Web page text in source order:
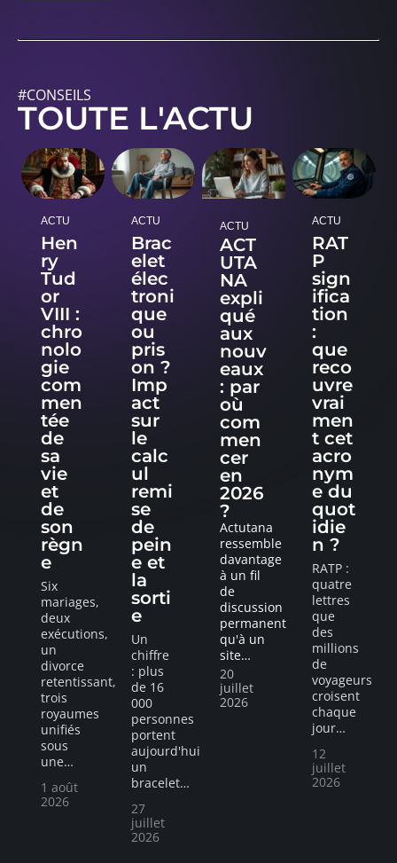
#CONSEILS
TOUTE L'ACTU
ACTU
Hen
ry
Tud
or
VIII :
chro
nolo
gie
com
men
tée
de
sa
vie
et
de
son
règn
e
Six
mariages,
deux
exécutions,
un
divorce
retentissant,
trois
royaumes
unifiés
sous
une…
1 août
2026
ACTU
Brac
elet
élec
troni
que
ou
pris
on ?
Imp
act
sur
le
calc
ul
remi
se
de
pein
e et
la
sorti
e
Un
chiffre
: plus
de 16
000
personnes
portent
aujourd'hui
un
bracelet…
27
juillet
2026
ACTU
ACT
UTA
NA
expli
qué
aux
nouv
eaux
: par
où
com
men
cer
en
2026
?
Actutana
ressemble
davantage
à un fil
de
discussion
permanent
qu'à un
site…
20
juillet
2026
ACTU
RAT
P
sign
ifica
tion
:
que
reco
uvre
vrai
men
t cet
acro
nym
e du
quot
idie
n ?
RATP :
quatre
lettres
que
des
millions
de
voyageurs
croisent
chaque
jour…
12
juillet
2026